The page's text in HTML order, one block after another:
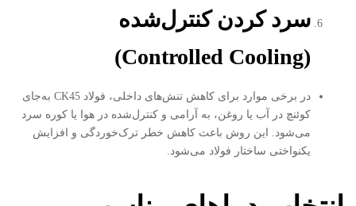
سرد کردن کنترل‌شده
(Controlled Cooling)
در برخی موارد برای کاهش تنش‌های داخلی، فولاد CK45 به‌جای
کوئنچ در آب یا روغن، به آرامی و کنترل‌شده در هوا یا کوره سرد
می‌شود. این روش باعث کاهش خطر ترک‌خوردگی و افزایش
یکنواختی ساختار فولاد می‌شود.